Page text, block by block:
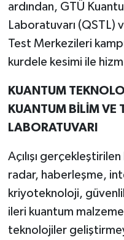
ardından, GTÜ
Laboratuvarı (QSTL)
Test Merkezileri
kurdele kesimi ile
KUANTUM
KUANTUM BİLİM VE
LABORATUVARI
Açılışı
radar, haberleşme,
kriyoteknoloji,
ileri kuantum
teknolojiler